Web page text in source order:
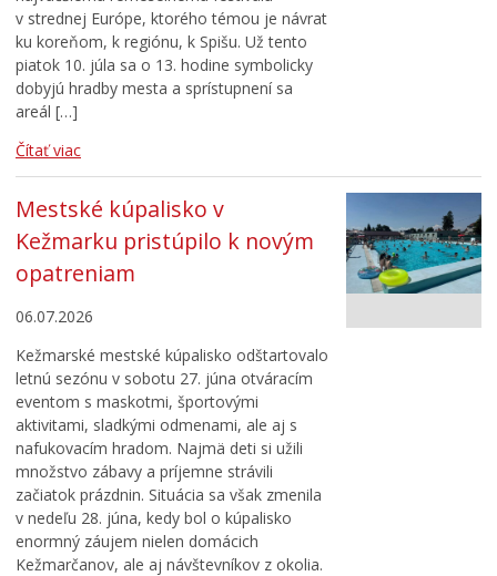
v strednej Európe, ktorého témou je návrat
ku koreňom, k regiónu, k Spišu. Už tento
piatok 10. júla sa o 13. hodine symbolicky
dobyjú hradby mesta a sprístupnení sa
areál […]
Čítať viac
Mestské kúpalisko v
Kežmarku pristúpilo k novým
opatreniam
06.07.2026
Kežmarské mestské kúpalisko odštartovalo
letnú sezónu v sobotu 27. júna otváracím
eventom s maskotmi, športovými
aktivitami, sladkými odmenami, ale aj s
nafukovacím hradom. Najmä deti si užili
množstvo zábavy a príjemne strávili
začiatok prázdnin. Situácia sa však zmenila
v nedeľu 28. júna, kedy bol o kúpalisko
enormný záujem nielen domácich
Kežmarčanov, ale aj návštevníkov z okolia.